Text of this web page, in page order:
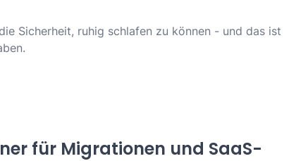
Sicherheit, ruhig schlafen zu können - und das ist
für Migrationen und SaaS-